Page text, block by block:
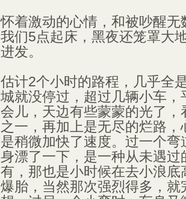
怀着激动的心情，和被吵醒无
我们5点起床，黑夜还笼罩大
进发。
估计2个小时的路程，几乎全
城就没停过，超过几辆小车，
会儿，天边有些蒙蒙的光了，
之一，再加上是无尽的烂路
是稍微加快了速度。过一个
身漂了一下，是一种从未遇过
有，那也是小时候在去小浪底
爆胎，当然那次强烈得多，就